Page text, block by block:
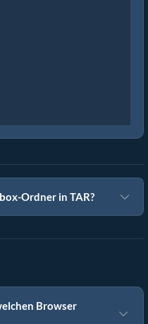
Ordner in TAR?
Browser